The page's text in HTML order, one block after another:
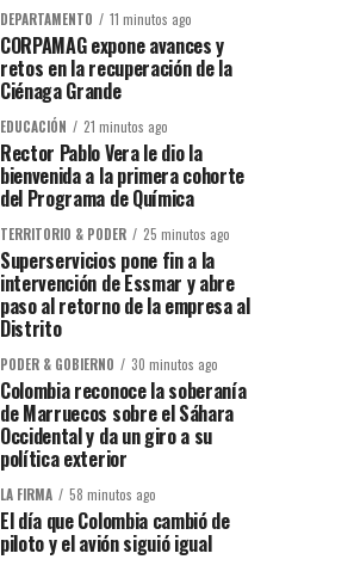
DEPARTAMENTO 11 minutos ago
CORPAMAG expone avances y
retos en la recuperación de la
Ciénaga Grande
EDUCACIÓN 21 minutos ago
Rector Pablo Vera le dio la
bienvenida a la primera cohorte
del Programa de Química
TERRITORIO & PODER 25 minutos ago
Superservicios pone fin a la
intervención de Essmar y abre
paso al retorno de la empresa al
Distrito
PODER & GOBIERNO 30 minutos ago
Colombia reconoce la soberanía
de Marruecos sobre el Sáhara
Occidental y da un giro a su
política exterior
LA FIRMA 58 minutos ago
El día que Colombia cambió de
piloto y el avión siguió igual